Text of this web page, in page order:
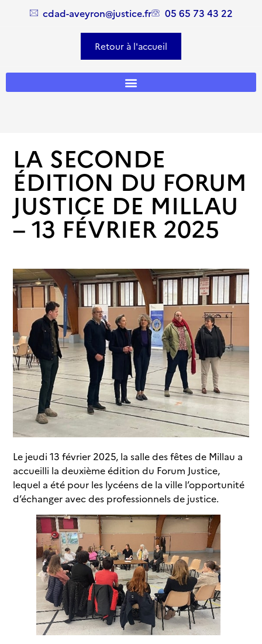
cdad-aveyron@justice.fr 05 65 73 43 22
Retour à l'accueil
LA SECONDE
ÉDITION DU FORUM
JUSTICE DE MILLAU
– 13 FÉVRIER 2025
Le jeudi 13 février 2025, la salle des fêtes de Millau a
accueilli la deuxième édition du Forum Justice,
lequel a été pour les lycéens de la ville l’opportunité
d’échanger avec des professionnels de justice.
Panneau de gestion des cookies